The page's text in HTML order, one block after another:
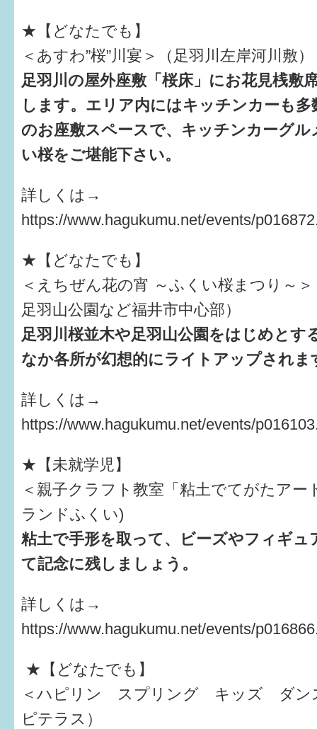
★【どなたでも】
＜あすわ”桜”川宴＞（足羽川左岸河川敷）
足羽川の屋外座敷「桜床」にお花見桟敷
します。エリア内にはキッチンカーも多
のお座敷スペースで、キッチンカーグル
い桜をご堪能下さい。
詳しくは→
https://www.hagukumu.net/events/
★【どなたでも】
＜えちぜん花の宵 ～ふくい桜まつり～
足羽山公園など福井市中心部）
足羽川桜並木や足羽山公園をはじめとす
なか各所が幻想的にライトアップされま
詳しくは→
https://www.hagukumu.net/events/
★【未就学児】
＜親子クラフト教室「粘土でてがたアー
ランドふくい)
粘土で手形を取って、ビーズやフィギュ
て記念に残しましょう。
詳しくは→
https://www.hagukumu.net/events/
★【どなたでも】
＜ハピリン スプリング キッズ ダン
ピテラス）